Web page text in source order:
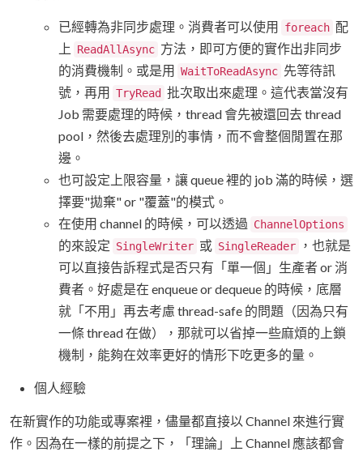
已經轉為非同步處理。消費者可以使用 foreach 配
上
ReadAllAsync 方法，即可方便的實作出非同步
的消費機制。或是用 WaitToReadAsync 先等待訊
號，再用 TryRead 批次取出來處理。這代表當沒有
Job 需要處理的時候，thread 會先被還回去 thread
pool，然後去處理別的事情，而不會整個閒置在那
邊。
也可設定上限容量，讓 queue 裡的 job 滿的時候，選
擇要"拋棄" or "覆蓋"的模式。
在使用 channel 的時候，可以透過 ChannelOptions
的來設定 SingleWriter 或 SingleReader
，也就是
可以直接告訴程式是否只有「單一個」生產者 or 消
費者。好處是在 enqueue or dequeue 的時候，底層
就「不用」再去考慮 thread-safe 的問題（因為只有
一條 thread 在做），那就可以省掉一些麻煩的上鎖
機制，能夠在效率更好的情形下吃更多的量。
個人經驗
在新實作的功能或專案裡，儘量都直接以 Channel 來進行實
作。因為在一樣的前提之下，「理論」上 Channel 應該都會